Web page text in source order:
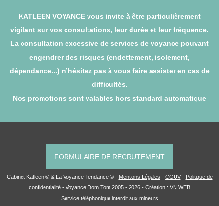
KATLEEN VOYANCE vous invite à être particulièrement
vigilant sur vos consultations, leur durée et leur fréquence.
La consultation excessive de services de voyance pouvant
engendrer des risques (endettement, isolement,
dépendance...) n’hésitez pas à vous faire assister en cas de
difficultés.
Nos promotions sont valables hors standard automatique
FORMULAIRE DE RECRUTEMENT
Cabinet Katleen © & La Voyance Tendance © - Mentions Légales - CGUV- Politique de
confidentialité - Voyance Dom Tom 2005 - 2026 - Création : VN WEB
Service téléphonique interdit aux mineurs